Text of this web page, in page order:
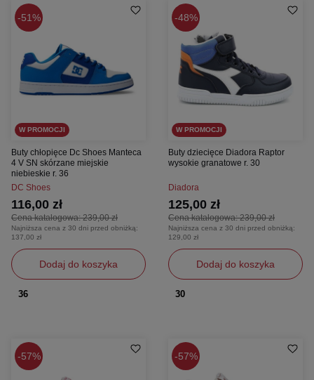
51%
W PROMOCJI
Buty chłopięce Dc Shoes Manteca
4 V SN skórzane miejskie
niebieskie r. 36
DC Shoes
Cena katalogowa:239,00 zł
116,00 zł
Najniższa cena z 30 dni przed obniżką:
137,00 zł
Dodaj do koszyka
36
48%
W PROMOCJI
Buty dziecięce Diadora Raptor
wysokie granatowe r. 30
Diadora
Cena katalogowa:239,00 zł
125,00 zł
Najniższa cena z 30 dni przed obniżką:
129,00 zł
Dodaj do koszyka
30
57% 57%